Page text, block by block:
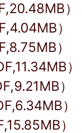
）
）
）
）
）
）
）